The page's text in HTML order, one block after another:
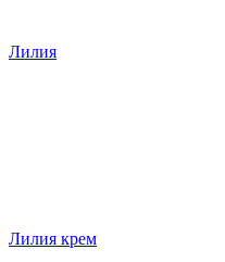
Лилия
Лилия крем